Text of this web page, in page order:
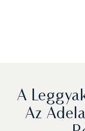
A
Az